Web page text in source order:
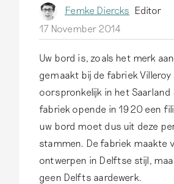
Femke Diercks Editor
17 November 2014
Uw bord is, zoals het merk
gemaakt bij de fabriek Villeroy
oorspronkelijk in het Saarland
fabriek opende in 1920 een
uw bord moet dus uit deze
stammen. De fabriek maakte
ontwerpen in Delftse stijl,
geen Delfts aardewerk.